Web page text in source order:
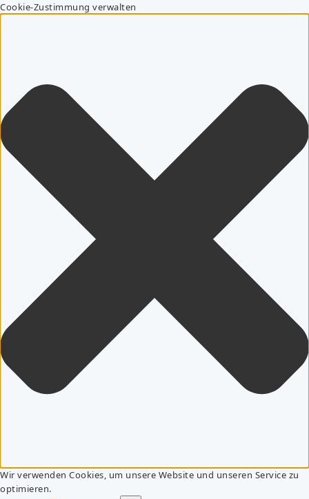
Cookie-Zustimmung verwalten
Wir verwenden Cookies, um unsere Website und unseren Service zu
optimieren.